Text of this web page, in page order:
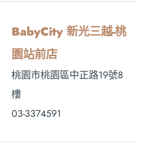
BabyCity 新光三越-桃
園站前店
桃園市桃園區中正路19號8
樓
03-3374591